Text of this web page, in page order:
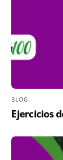
BLOG
Ejercicios